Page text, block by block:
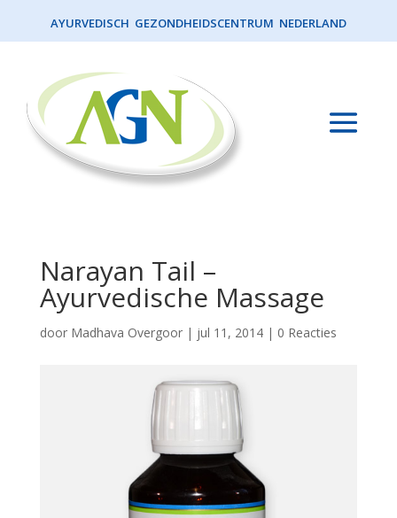
AYURVEDISCH GEZONDHEIDSCENTRUM NEDERLAND
Narayan Tail –
Ayurvedische Massage
door Madhava Overgoor| jul 11, 2014| 0 Reacties